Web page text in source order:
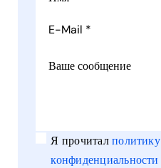
Я прочиталполитику
конфиденциальности